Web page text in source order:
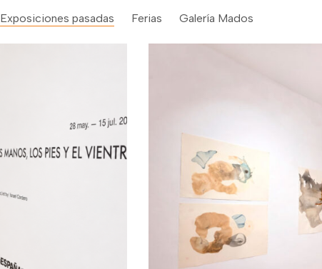
Exposiciones pasadas Ferias Galería Mados